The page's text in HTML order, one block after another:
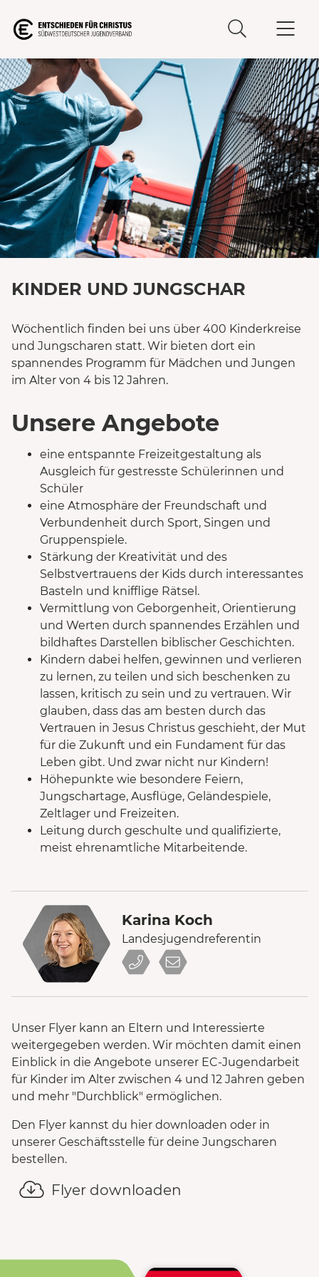
KINDER UND JUNGSCHAR
Wöchentlich finden bei uns über 400 Kinderkreise
und Jungscharen statt. Wir bieten dort ein
spannendes Programm für Mädchen und Jungen
im Alter von 4 bis 12 Jahren.
Unsere Angebote
eine entspannte Freizeitgestaltung als
Ausgleich für gestresste Schülerinnen und
Schüler
eine Atmosphäre der Freundschaft und
Verbundenheit durch Sport, Singen und
Gruppenspiele.
Stärkung der Kreativität und des
Selbstvertrauens der Kids durch interessantes
Basteln und knifflige Rätsel.
Vermittlung von Geborgenheit, Orientierung
und Werten durch spannendes Erzählen und
bildhaftes Darstellen biblischer Geschichten.
Kindern dabei helfen, gewinnen und verlieren
zu lernen, zu teilen und sich beschenken zu
lassen, kritisch zu sein und zu vertrauen. Wir
glauben, dass das am besten durch das
Vertrauen in Jesus Christus geschieht, der Mut
für die Zukunft und ein Fundament für das
Leben gibt. Und zwar nicht nur Kindern!
Höhepunkte wie besondere Feiern,
Jungschartage, Ausflüge, Geländespiele,
Zeltlager und Freizeiten.
Leitung durch geschulte und qualifizierte,
meist ehrenamtliche Mitarbeitende.
Karina Koch
Landesjugendreferentin
Unser Flyer kann an Eltern und Interessierte
weitergegeben werden. Wir möchten damit einen
Einblick in die Angebote unserer EC-Jugendarbeit
für Kinder im Alter zwischen 4 und 12 Jahren geben
und mehr "Durchblick" ermöglichen.
Den Flyer kannst du hier downloaden oder in
unserer Geschäftsstelle für deine Jungscharen
bestellen.
Flyer downloaden